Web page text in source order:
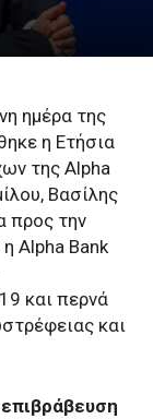
ημέρα της
η Ετήσια
της Alpha
Βασίλης
προς την
Alpha Bank
και περνά
και
επιβράβευση